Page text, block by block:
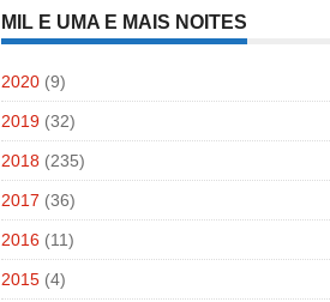
MIL E UMA E MAIS NOITES
2020 (9)
2019 (32)
2018 (235)
2017 (36)
2016 (11)
2015 (4)